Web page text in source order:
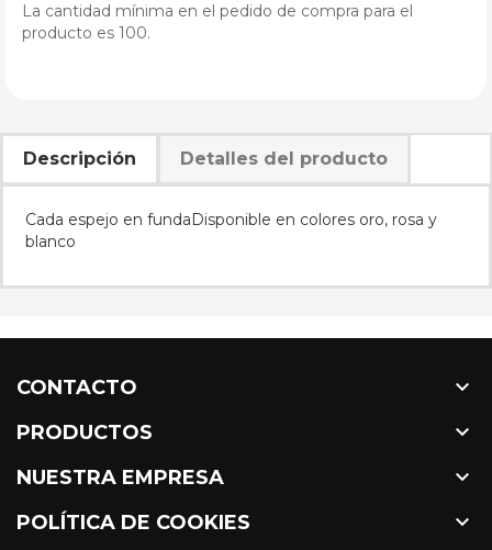
La cantidad mínima en el pedido de compra para el
producto es 100.
Descripción Detalles del producto
Cada espejo en fundaDisponible en colores oro, rosa y
blanco
CONTACTO 
PRODUCTOS 
NUESTRA EMPRESA 
POLÍTICA DE COOKIES 